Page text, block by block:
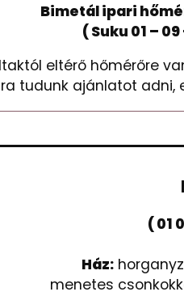
Bimetál ipari
( Suku 01 –
eltérő hőmérőre
tudunk ajánlatot adni,
( 01
Ház:
menetes